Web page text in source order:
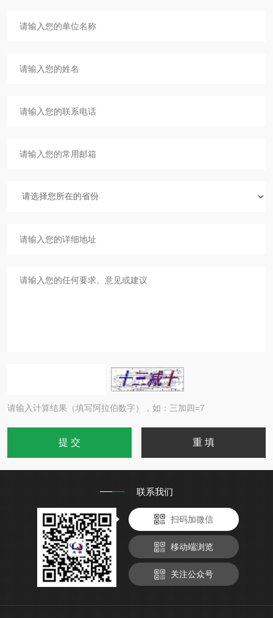
请输入计算结果（填写阿拉伯数字），如：三加四=7
联系我们
扫码加微信
移动端浏览
关注公众号